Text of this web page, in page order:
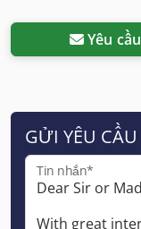
Yêu cầu
GỬI YÊU CẦU
Tin nhắn*